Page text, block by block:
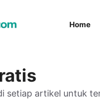
Home
setiap artikel untuk